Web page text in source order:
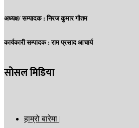
अध्यक्ष/ सम्पादक : निरज कुमार गौतम
कार्यकारी सम्पादक : राम प्रसाद आचार्य
सोसल मिडिया
हाम्रो बारेमा |